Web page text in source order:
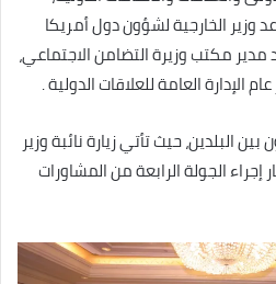
وزير الخارجية لشؤون دول أمريكا
مدير مكتب وزيرة التضامن الاجتماعي،
الإدارة العامة للعلاقات الدولية .
بين البلدين، حيث تأتي زيارة نائبة وزير
الجولة الرابعة من المشاورات